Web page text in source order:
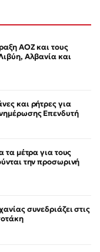
ΑΟΖ και τους
Αλβανία και
και ρήτρες για
Επενδυτή
τα μέτρα για τους
την προσωρινή
συνεδριάζει στις